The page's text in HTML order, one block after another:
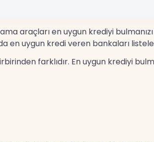
araçları en uygun krediyi
en uygun kredi veren bankaları
farklıdır. En uygun krediyi